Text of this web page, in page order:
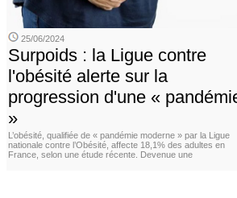
25/06/2024
Surpoids : la Ligue contre
l'obésité alerte sur la
progression d'une «
»
L’obésité, qualifiée de « pandémie moderne » par la Ligue
nationale contre l’Obésité, affecte 18,1% des adultes en
France, selon une étude récente. Devenue une